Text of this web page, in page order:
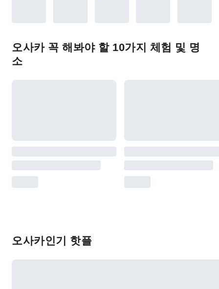
오사카 꼭 해봐야 할 10가지 체험 및 명
소
오사카인기 핫플